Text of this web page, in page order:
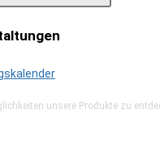
unsere Produkte zu